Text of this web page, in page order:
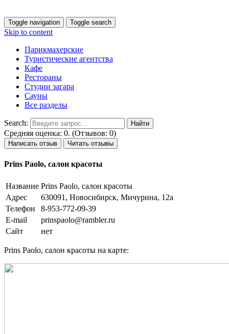
Toggle navigation Toggle search
Skip to content
Парикмахерские
Туристические агентства
Кафе
Рестораны
Студии загара
Сауны
Все разделы
Search:
Средняя оценка: 0. (Отзывов: 0)
Написать отзыв Читать отзывы
Prins Paolo, салон красоты
Название Prins Paolo, салон красоты
Адрес
630091, Новосибирск, Мичурина, 12а
Телефон
8-953-772-09-39
E-mail
prinspaolo@rambler.ru
Сайт
нет
Prins Paolo, салон красоты на карте: